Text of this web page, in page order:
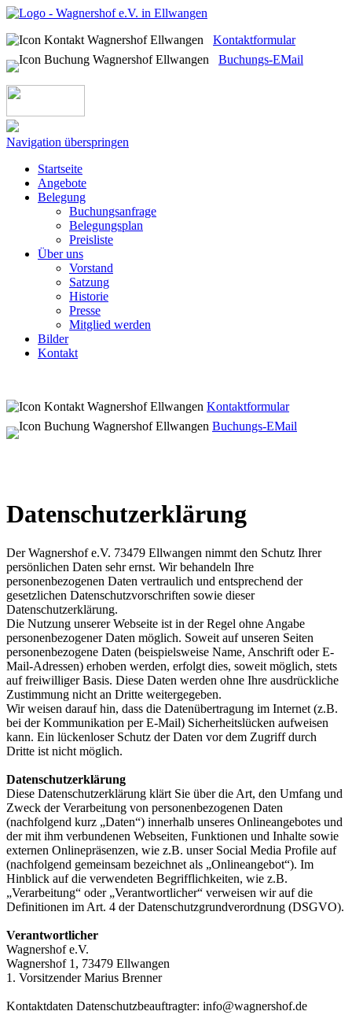
Kontaktformular
Buchungs-EMail
Navigation überspringen
Startseite
Angebote
Belegung
Buchungsanfrage
Belegungsplan
Preisliste
Über uns
Vorstand
Satzung
Historie
Presse
Mitglied werden
Bilder
Kontakt
Kontaktformular
Buchungs-EMail
Datenschutzerklärung
Der Wagnershof e.V. 73479 Ellwangen nimmt den Schutz Ihrer
persönlichen Daten sehr ernst. Wir behandeln Ihre
personenbezogenen Daten vertraulich und entsprechend der
gesetzlichen Datenschutzvorschriften sowie dieser
Datenschutzerklärung.
Die Nutzung unserer Webseite ist in der Regel ohne Angabe
personenbezogener Daten möglich. Soweit auf unseren Seiten
personenbezogene Daten (beispielsweise Name, Anschrift oder E-
Mail-Adressen) erhoben werden, erfolgt dies, soweit möglich, stets
auf freiwilliger Basis. Diese Daten werden ohne Ihre ausdrückliche
Zustimmung nicht an Dritte weitergegeben.
Wir weisen darauf hin, dass die Datenübertragung im Internet (z.B.
bei der Kommunikation per E-Mail) Sicherheitslücken aufweisen
kann. Ein lückenloser Schutz der Daten vor dem Zugriff durch
Dritte ist nicht möglich.
Datenschutzerklärung
Diese Datenschutzerklärung klärt Sie über die Art, den Umfang und
Zweck der Verarbeitung von personenbezogenen Daten
(nachfolgend kurz „Daten“) innerhalb unseres Onlineangebotes und
der mit ihm verbundenen Webseiten, Funktionen und Inhalte sowie
externen Onlinepräsenzen, wie z.B. unser Social Media Profile auf
(nachfolgend gemeinsam bezeichnet als „Onlineangebot“). Im
Hinblick auf die verwendeten Begrifflichkeiten, wie z.B.
„Verarbeitung“ oder „Verantwortlicher“ verweisen wir auf die
Definitionen im Art. 4 der Datenschutzgrundverordnung (DSGVO).
Verantwortlicher
Wagnershof e.V.
Wagnershof 1, 73479 Ellwangen
1. Vorsitzender Marius Brenner
Kontaktdaten Datenschutzbeauftragter: info@wagnershof.de